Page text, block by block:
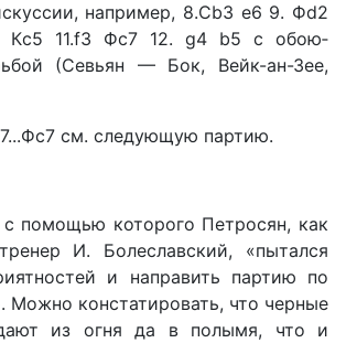
напри­мер, 8.Сb3 е6 9. Фd2
Кc5 11.f3 Фc7 12. g4 b5 с обою­
(Севьян — Бок, Вейк-ан-Зее,
см. сле­дующую партию.
помощью которого Петросян, как
И. Болеславский, «пытался
и направить партию по
Можно констати­ровать, что черные
из огня да в полымя, что и